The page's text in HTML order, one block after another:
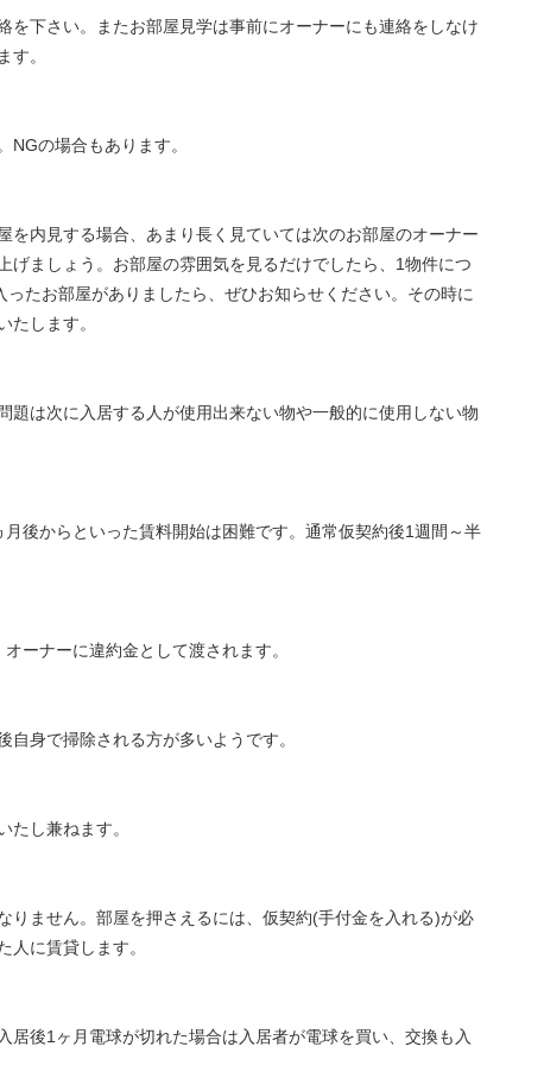
下さい。またお部屋見学は事前にオーナーにも連絡をしなけ
す。
の場合もあります。
内見する場合、あまり長く見ていては次のお部屋のオーナー
ましょう。お部屋の雰囲気を見るだけでしたら、1物件につ
たお部屋がありましたら、ぜひお知らせください。その時に
たします。
は次に入居する人が使用出来ない物や一般的に使用しない物
後からといった賃料開始は困難です。通常仮契約後1週間～半
ーナーに違約金として渡されます。
身で掃除される方が多いようです。
たし兼ねます。
りません。部屋を押さえるには、仮契約(手付金を入れる)が必
に賃貸します。
後1ヶ月電球が切れた場合は入居者が電球を買い、交換も入